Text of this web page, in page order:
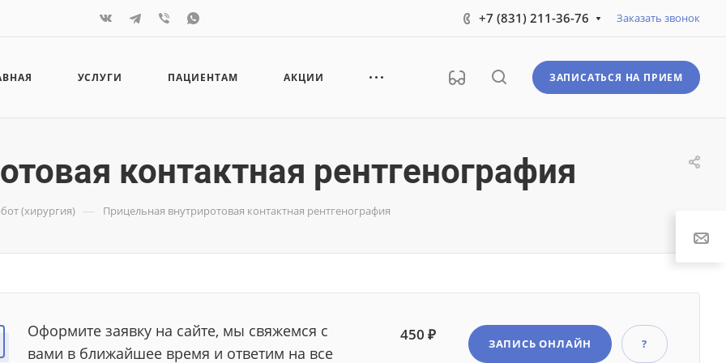
+7 (831) 211-36-76 Заказать звонок
УСЛУГИ ПАЦИЕНТАМ АКЦИИ ЗАПИСАТЬСЯ НА ПРИЕМ
контактная рентгенография
(хирургия) — Прицельная внутриротовая контактная рентгенография
Оформите заявку на сайте, мы свяжемся с
вами в ближайшее время и ответим на все
450 ₽ ЗАПИСЬ ОНЛАЙН ?